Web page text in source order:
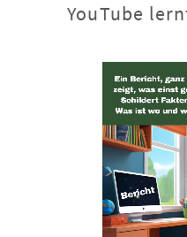
YouTube